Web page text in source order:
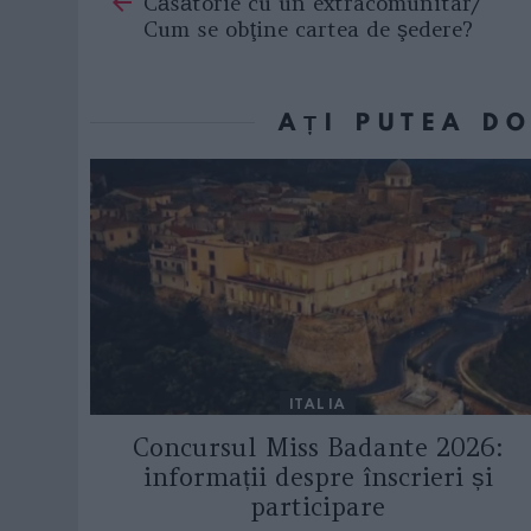
Cum se obţine cartea de şedere?
AȚI PUTEA
ITALIA
Concursul Miss Badante 2026:
informații despre înscrieri și
participare